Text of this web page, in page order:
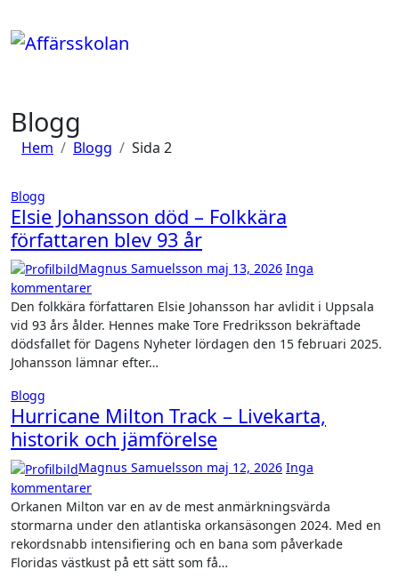
till
innehåll
Blogg
Hem Blogg Sida 2
Blogg
Elsie Johansson död – Folkkära
författaren blev 93 år
Magnus Samuelsson maj 13, 2026 Inga
kommentarer
Den folkkära författaren Elsie Johansson har avlidit i Uppsala
vid 93 års ålder. Hennes make Tore Fredriksson bekräftade
dödsfallet för Dagens Nyheter lördagen den 15 februari 2025.
Johansson lämnar efter…
Blogg
Hurricane Milton Track – Livekarta,
historik och jämförelse
Magnus Samuelsson maj 12, 2026 Inga
kommentarer
Orkanen Milton var en av de mest anmärkningsvärda
stormarna under den atlantiska orkansäsongen 2024. Med en
rekordsnabb intensifiering och en bana som påverkade
Floridas västkust på ett sätt som få…